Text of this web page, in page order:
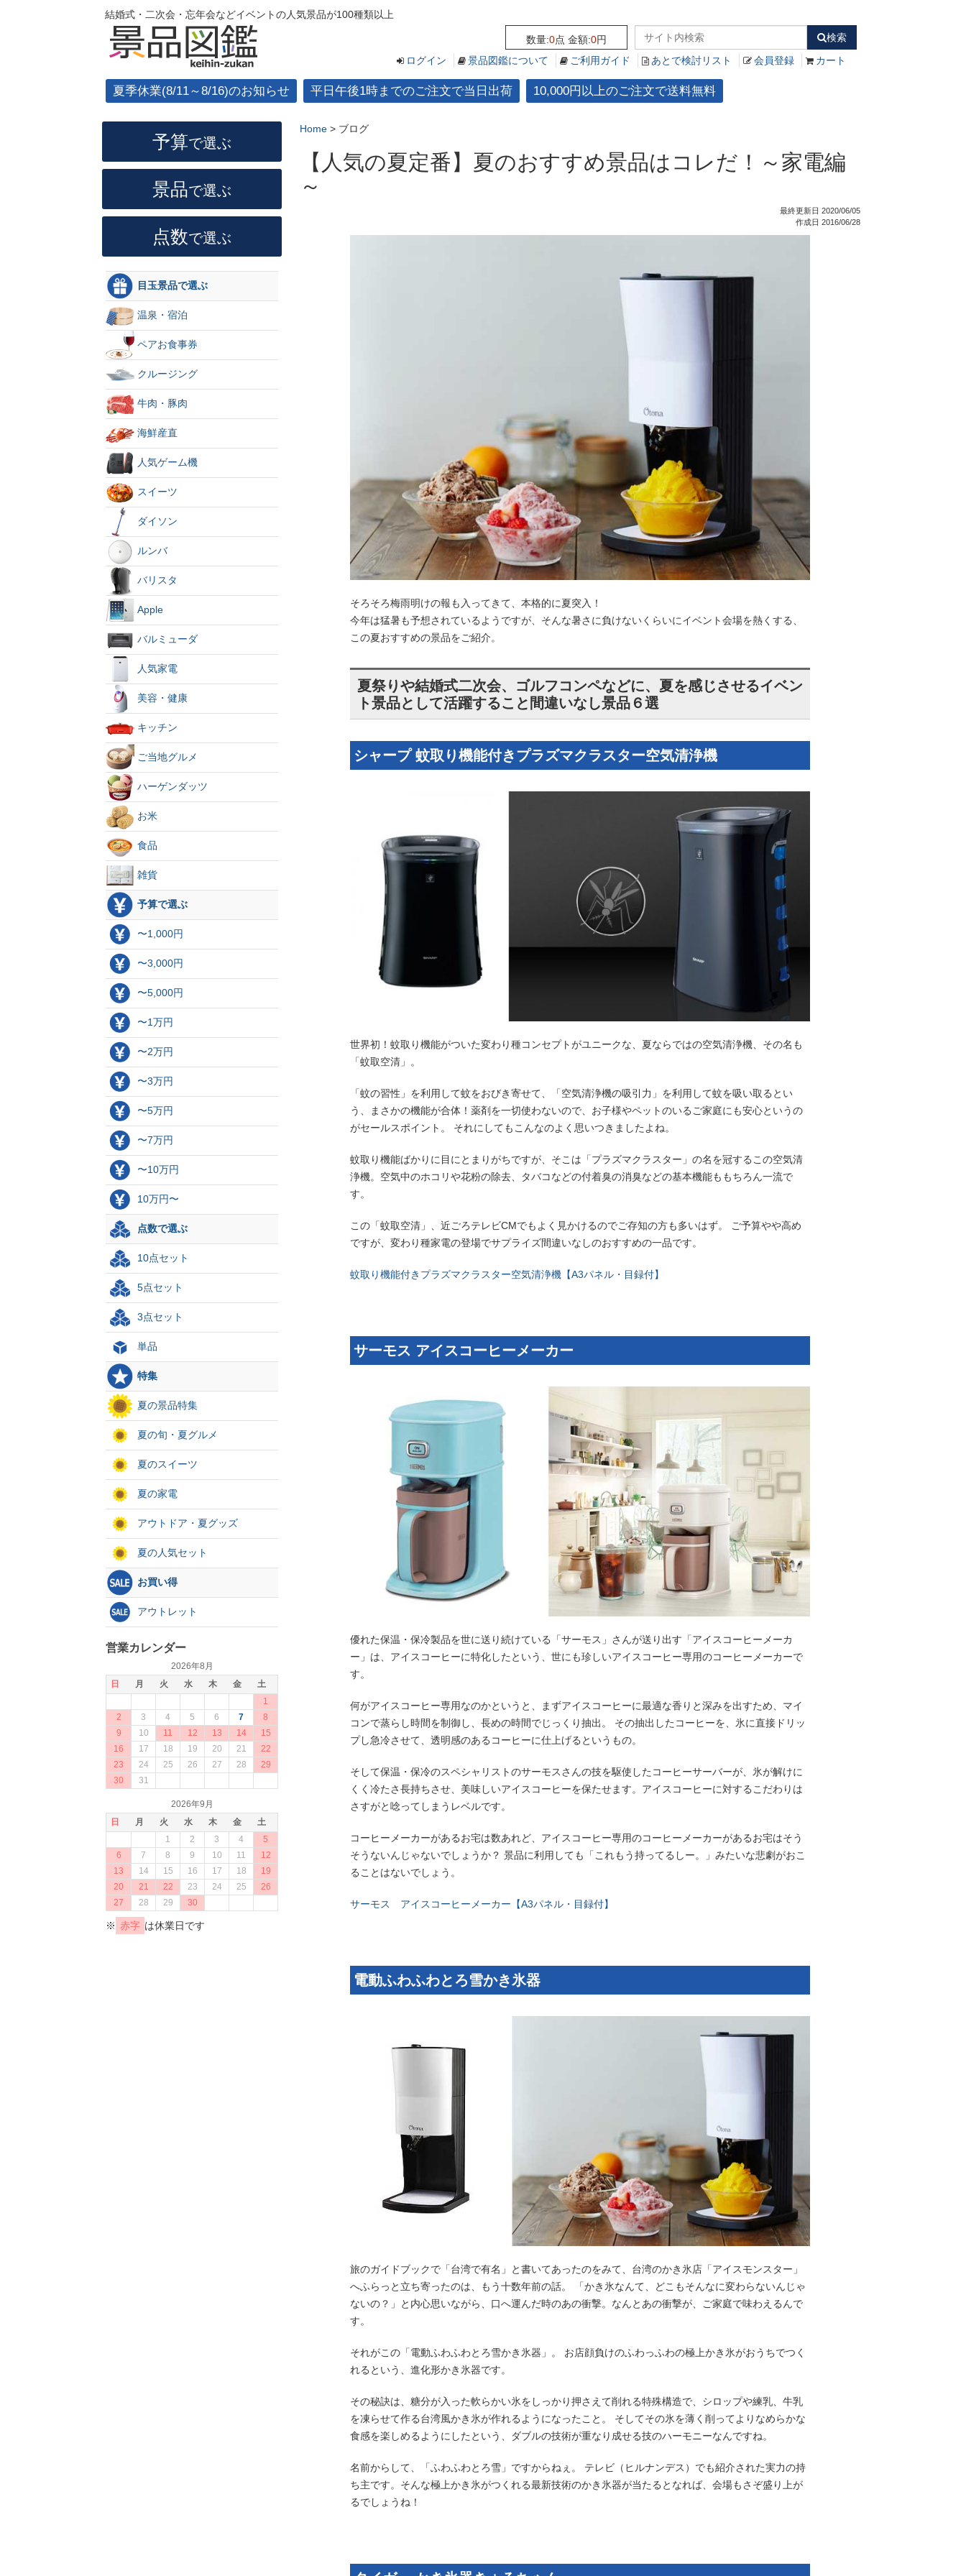
結婚式・二次会・忘年会などイベントの人気景品が100種類以上
数量:0点 金額:0円
検索
ログイン
景品図鑑について ご利用ガイド あとで検討リスト 会員登録 カート
夏季休業(8/11～8/16)のお知らせ 平日午後1時までのご注文で当日出荷 10,000円以上のご注文で送料無料
Home > ブログ
【人気の夏定番】夏のおすすめ景品はコレだ！～家電編
～
最終更新日 2020/06/05
作成日 2016/06/28
そろそろ梅雨明けの報も入ってきて、本格的に夏突入！
今年は猛暑も予想されているようですが、そんな暑さに負けないくらいにイベント会場を熱くする、
この夏おすすめの景品をご紹介。
夏祭りや結婚式二次会、ゴルフコンペなどに、夏を感じさせるイベン
ト景品として活躍すること間違いなし景品６選
シャープ 蚊取り機能付きプラズマクラスター空気清浄機
世界初！蚊取り機能がついた変わり種コンセプトがユニークな、夏ならではの空気清浄機、その名も
「蚊取空清」。
「蚊の習性」を利用して蚊をおびき寄せて、「空気清浄機の吸引力」を利用して蚊を吸い取るとい
う、まさかの機能が合体！薬剤を一切使わないので、お子様やペットのいるご家庭にも安心というの
がセールスポイント。 それにしてもこんなのよく思いつきましたよね。
蚊取り機能ばかりに目にとまりがちですが、そこは「プラズマクラスター」の名を冠するこの空気清
浄機。空気中のホコリや花粉の除去、タバコなどの付着臭の消臭などの基本機能ももちろん一流で
す。
この「蚊取空清」、近ごろテレビCMでもよく見かけるのでご存知の方も多いはず。 ご予算やや高め
ですが、変わり種家電の登場でサプライズ間違いなしのおすすめの一品です。
蚊取り機能付きプラズマクラスター空気清浄機【A3パネル・目録付】
サーモス アイスコーヒーメーカー
優れた保温・保冷製品を世に送り続けている「サーモス」さんが送り出す「アイスコーヒーメーカ
ー」は、アイスコーヒーに特化したという、世にも珍しいアイスコーヒー専用のコーヒーメーカーで
す。
何がアイスコーヒー専用なのかというと、まずアイスコーヒーに最適な香りと深みを出すため、マイ
コンで蒸らし時間を制御し、長めの時間でじっくり抽出。 その抽出したコーヒーを、氷に直接ドリッ
プし急冷させて、透明感のあるコーヒーに仕上げるというもの。
そして保温・保冷のスペシャリストのサーモスさんの技を駆使したコーヒーサーバーが、氷が解けに
くく冷たさ長持ちさせ、美味しいアイスコーヒーを保たせます。アイスコーヒーに対するこだわりは
さすがと唸ってしまうレベルです。
コーヒーメーカーがあるお宅は数あれど、アイスコーヒー専用のコーヒーメーカーがあるお宅はそう
そうないんじゃないでしょうか？ 景品に利用しても「これもう持ってるしー。」みたいな悲劇がおこ
ることはないでしょう。
サーモス アイスコーヒーメーカー【A3パネル・目録付】
電動ふわふわとろ雪かき氷器
旅のガイドブックで「台湾で有名」と書いてあったのをみて、台湾のかき氷店「アイスモンスター」
へふらっと立ち寄ったのは、もう十数年前の話。 「かき氷なんて、どこもそんなに変わらないんじゃ
ないの？」と内心思いながら、口へ運んだ時のあの衝撃。なんとあの衝撃が、ご家庭で味わえるんで
す。
それがこの「電動ふわふわとろ雪かき氷器」。 お店顔負けのふわっふわの極上かき氷がおうちでつく
れるという、進化形かき氷器です。
その秘訣は、糖分が入った軟らかい氷をしっかり押さえて削れる特殊構造で、シロップや練乳、牛乳
を凍らせて作る台湾風かき氷が作れるようになったこと。 そしてその氷を薄く削ってよりなめらかな
食感を楽しめるようにしたという、ダブルの技術が重なり成せる技のハーモニーなんですね。
名前からして、「ふわふわとろ雪」ですからねぇ。 テレビ（ヒルナンデス）でも紹介された実力の持
ち主です。そんな極上かき氷がつくれる最新技術のかき氷器が当たるとなれば、会場もさぞ盛り上が
るでしょうね！
予算で選ぶ
景品で選ぶ
点数で選ぶ
目玉景品で選ぶ
温泉・宿泊
ペアお食事券
クルージング
牛肉・豚肉
海鮮産直
人気ゲーム機
スイーツ
ダイソン
ルンバ
バリスタ
Apple
バルミューダ
人気家電
美容・健康
キッチン
ご当地グルメ
ハーゲンダッツ
お米
食品
雑貨
予算で選ぶ
〜1,000円
〜3,000円
〜5,000円
〜1万円
〜2万円
〜3万円
〜5万円
〜7万円
〜10万円
10万円〜
点数で選ぶ
10点セット
5点セット
3点セット
単品
特集
夏の景品特集
夏の旬・夏グルメ
夏のスイーツ
夏の家電
アウトドア・夏グッズ
夏の人気セット
お買い得
アウトレット
営業カレンダー
2026年8月
日
月 火 水 木 金
土
1
2
3 4 5 6 7
8
9
10 11 12 13 14
15
16
17 18 19 20 21
22
23
24 25 26 27 28
29
30
31
2026年9月
日
月 火 水 木 金
土
1
2 3 4
5
6
7 8 9 10 11
12
13
14 15 16 17 18
19
20
21 22 23 24 25
26
27
28 29 30
※ 赤字 は休業日です